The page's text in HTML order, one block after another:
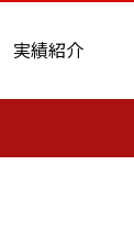
実績紹介